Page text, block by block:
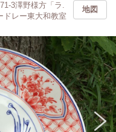
3澤野様方「ラ.
ドレー東大和教室
地図